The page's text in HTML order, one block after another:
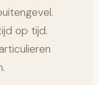
op tijd.